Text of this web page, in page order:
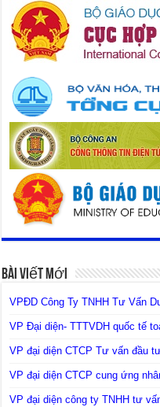
Bài Viết Mới
VPĐD Công Ty TNHH Tư Vấn
VP Đại diện- TTTVDH quốc tế
VP đại diện CTCP Tư vấn đầu
VP đại diện CTCP cung ứng
VP đại diện công ty TNHH tư